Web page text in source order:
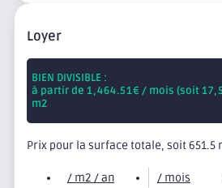
Loyer
BIEN DIVISIBLE :
à partir de 1,464.51€ / mois (soit
m2
Prix pour la surface totale, soit 651.5
/ m2 / an / mois